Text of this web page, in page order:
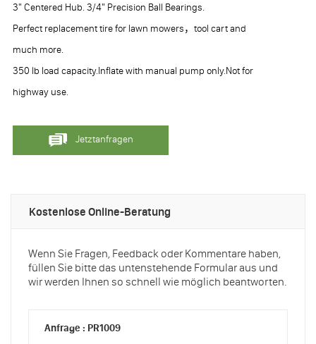
3" Centered Hub. 3/4" Precision Ball Bearings.
Perfect replacement tire for lawn mowers，tool cart and
much more.
350 lb load capacity.Inflate with manual pump only.Not for
highway use.
Jetztanfragen
Kostenlose Online-Beratung
Wenn Sie Fragen, Feedback oder Kommentare haben,
füllen Sie bitte das untenstehende Formular aus und
wir werden Ihnen so schnell wie möglich beantworten.